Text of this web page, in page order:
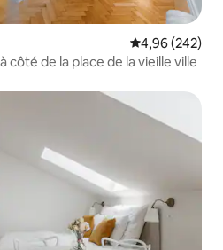
Évaluation
4,96 (242)
côté de la place de la vieille ville